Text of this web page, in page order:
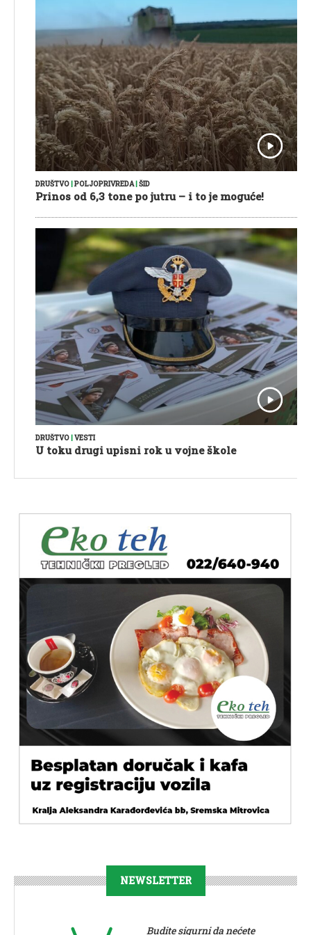
DRUŠTVO POLJOPRIVREDA| ŠID
Prinos od 6,3 tone po jutru – i to je moguće!
DRUŠTVO VESTI
U toku drugi upisni rok u vojne škole
NEWSLETTER
Budite sigurni da nećete